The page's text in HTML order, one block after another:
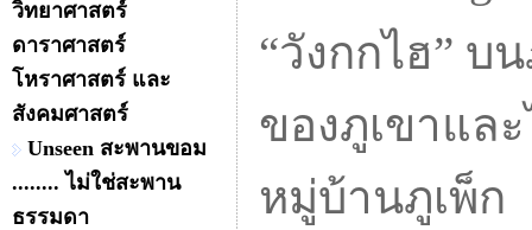
วิทยาศาสตร์
ดาราศาสตร์
โหราศาสตร์ และ
สังคมศาสตร์
Unseen สะพานขอม
........ ไม่ใช่สะพาน
ธรรมดา
“วังกกไฮ” บ
ของภูเขาแล
หมู่บ้านภูเพ็ก